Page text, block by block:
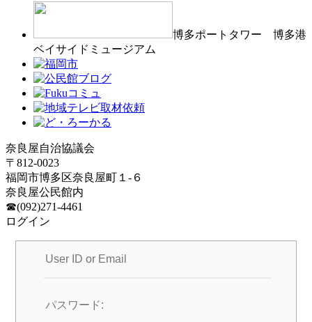
博多ポートタワー 博多港
ベイサイドミュージアム
奈良屋自治協議会
〒812-0023
福岡市博多区奈良屋町１-６
奈良屋公民館内
☎(092)271-4461
ログイン